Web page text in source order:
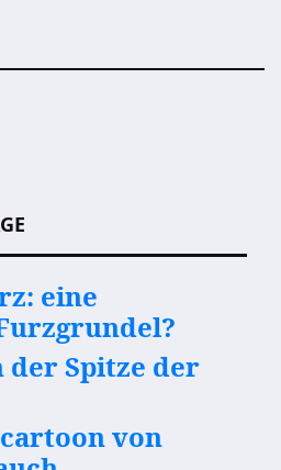
eine
der Spitze der
von